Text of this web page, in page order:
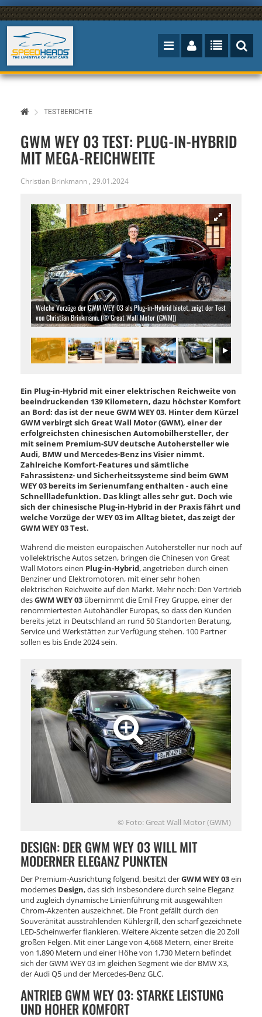
TESTBERICHTE
GWM WEY 03 TEST: PLUG-IN-HYBRID
MIT MEGA-REICHWEITE
Christian Brinkmann , 29.01.2024
Welche Vorzüge der GWM WEY 03 als Plug-in-Hybrid bietet, zeigt der Test
von Christian Brinkmann. (© Great Wall Motor (GWM))
Ein Plug-in-Hybrid mit einer elektrischen Reichweite von
beeindruckenden 139 Kilometern, dazu höchster Komfort
an Bord: das ist der neue GWM WEY 03. Hinter dem Kürzel
GWM verbirgt sich Great Wall Motor (GWM), einer der
erfolgreichsten chinesischen Automobilhersteller, der
mit seinem Premium-SUV deutsche Autohersteller wie
Audi, BMW und Mercedes-Benz ins Visier nimmt.
Zahlreiche Komfort-Features und sämtliche
Fahrassistenz- und Sicherheitssysteme sind beim GWM
WEY 03 bereits im Serienumfang enthalten - auch eine
Schnellladefunktion. Das klingt alles sehr gut. Doch wie
sich der chinesische Plug-in-Hybrid in der Praxis fährt und
welche Vorzüge der WEY 03 im Alltag bietet, das zeigt der
GWM WEY 03 Test.
Während die meisten europäischen Autohersteller nur noch auf
vollelektrische Autos setzen, bringen die Chinesen von Great
Wall Motors einen Plug-in-Hybrid, angetrieben durch einen
Benziner und Elektromotoren, mit einer sehr hohen
elektrischen Reichweite auf den Markt. Mehr noch: Den Vertrieb
desGWM WEY 03 übernimmt die Emil Frey Gruppe, einer der
renommiertesten Autohändler Europas, so dass den Kunden
bereits jetzt in Deutschland an rund 50 Standorten Beratung,
Service und Werkstätten zur Verfügung stehen. 100 Partner
sollen es bis Ende 2024 sein.
© Foto: Great Wall Motor (GWM)
DESIGN: DER GWM WEY 03 WILL MIT
MODERNER ELEGANZ PUNKTEN
Der Premium-Ausrichtung folgend, besitzt derGWM WEY 03ein
modernes Design, das sich insbesondere durch seine Eleganz
und zugleich dynamische Linienführung mit ausgewählten
Chrom-Akzenten auszeichnet. Die Front gefällt durch den
Souveränität ausstrahlenden Kühlergrill, den scharf gezeichnete
LED-Scheinwerfer flankieren. Weitere Akzente setzen die 20 Zoll
großen Felgen. Mit einer Länge von 4,668 Metern, einer Breite
von 1,890 Metern und einer Höhe von 1,730 Metern befindet
sich der GWM WEY 03 im gleichen Segment wie der BMW X3,
der Audi Q5 und der Mercedes-Benz GLC.
ANTRIEB GWM WEY 03: STARKE LEISTUNG
UND HOHER KOMFORT